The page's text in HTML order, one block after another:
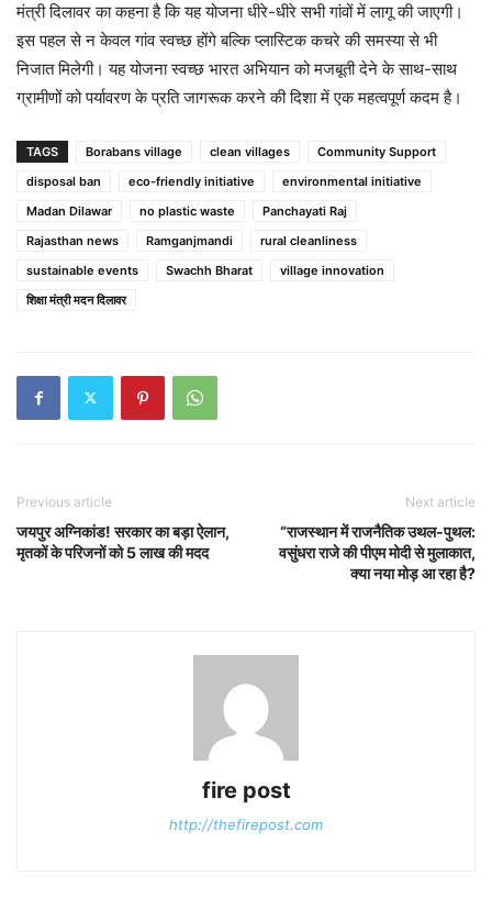
मंत्री दिलावर का कहना है कि यह योजना धीरे-धीरे सभी गांवों में लागू की जाएगी।
इस पहल से न केवल गांव स्वच्छ होंगे बल्कि प्लास्टिक कचरे की समस्या से भी
निजात मिलेगी। यह योजना स्वच्छ भारत अभियान को मजबूती देने के साथ-साथ
ग्रामीणों को पर्यावरण के प्रति जागरूक करने की दिशा में एक महत्वपूर्ण कदम है।
TAGS Borabans village clean villages
Community Support
disposal ban
eco-friendly initiative
environmental initiative
Madan Dilawar
no plastic waste
Panchayati Raj
Rajasthan news
Ramganjmandi
rural cleanliness
sustainable events
Swachh Bharat
village innovation
शिक्षा मंत्री मदन दिलावर
Previous article
जयपुर अग्निकांड! सरकार का बड़ा ऐलान,
मृतकों के परिजनों को 5 लाख की मदद
Next article
“राजस्थान में राजनैतिक उथल-पुथल:
वसुंधरा राजे की पीएम मोदी से मुलाकात,
क्या नया मोड़ आ रहा है?
fire post
http://thefirepost.com